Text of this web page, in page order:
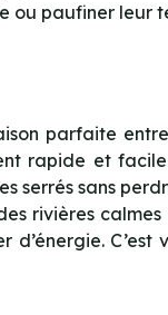
paufiner leur
parfaite
rapide et
serrés sans
rivières
d’énergie.